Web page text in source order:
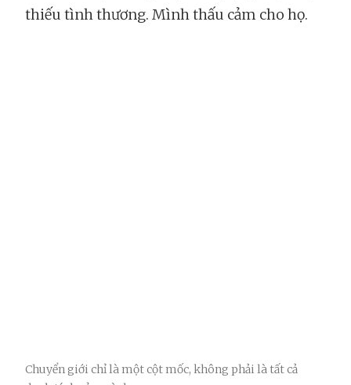
thiếu tình thương. Mình thấu cảm cho họ.
Chuyển giới chỉ là một cột mốc, không phải là tất cả